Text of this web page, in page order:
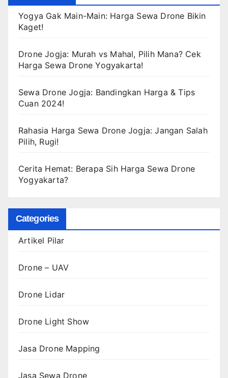
Yogya Gak Main-Main: Harga Sewa Drone Bikin
Kaget!
Drone Jogja: Murah vs Mahal, Pilih Mana? Cek
Harga Sewa Drone Yogyakarta!
Sewa Drone Jogja: Bandingkan Harga & Tips
Cuan 2024!
Rahasia Harga Sewa Drone Jogja: Jangan Salah
Pilih, Rugi!
Cerita Hemat: Berapa Sih Harga Sewa Drone
Yogyakarta?
Categories
Artikel Pilar
Drone – UAV
Drone Lidar
Drone Light Show
Jasa Drone Mapping
Jasa Sewa Drone